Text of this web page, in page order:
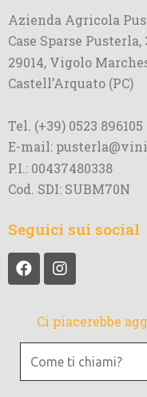
Azienda Agricola
Case Sparse Pusterla,
29014, Vigolo
Castell’Arquato (PC)
Tel. (+39) 0523 896105
E-mail:
P.I.: 00437480338
Cod. SDI: SUBM70N
Seguici sui social
Ci piacerebbe